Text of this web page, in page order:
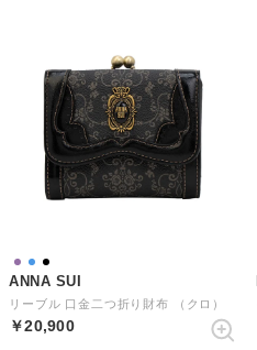
ANNA SUI
リーブル 口金二つ折り財布 （クロ）
￥20,900